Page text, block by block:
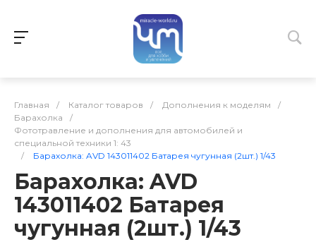
Главная / Каталог товаров / Дополнения к моделям
/
Барахолка
/
Фототравление и дополнения для автомобилей и
специальной техники 1: 43
/
Барахолка: AVD 143011402 Батарея чугунная (2шт.) 1/43
Барахолка: AVD
143011402 Батарея
чугунная (2шт.) 1/43